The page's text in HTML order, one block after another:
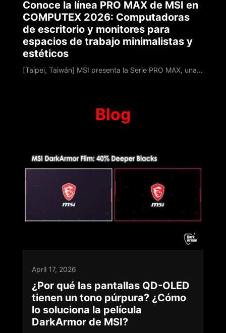
Conoce la línea PRO MAX de MSI en
COMPUTEX 2026: Computadoras
de escritorio y monitores para
espacios de trabajo minimalistas y
estéticos
[Taipei, Taiwán] MSI presenta la Serie PRO MAX, una plataforma profesional construida alrededor de la Modernidad, Aceleración y eXperiencia. Diseñada con una jerarquía visual unificada, mantiene el enfoque completamente en el contenido mientras optimiza la multitarea, tareas centradas en datos y colaboración híbrida. A medida que los flujos de trabajo trascienden las oficinas tradicionales, PRO MAX asegura la continuidad entre el hogar y lo
Blog
April 17, 2026
¿Por qué las pantallas QD-OLED
tienen un tono púrpura? ¿Cómo
lo soluciona la película
DarkArmor de MSI?